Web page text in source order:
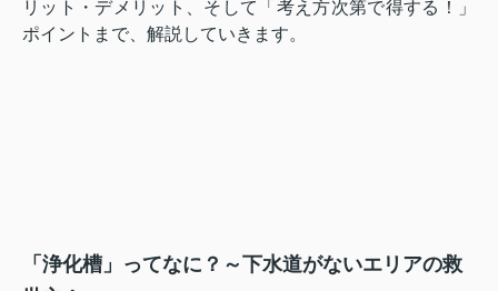
リット・デメリット、そして「考え方次第で得する！」
ポイントまで、解説していきます。
「浄化槽」ってなに？～下水道がないエリアの救